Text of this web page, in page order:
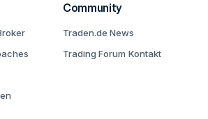
Community
Traden.de News
Trading Forum Kontakt